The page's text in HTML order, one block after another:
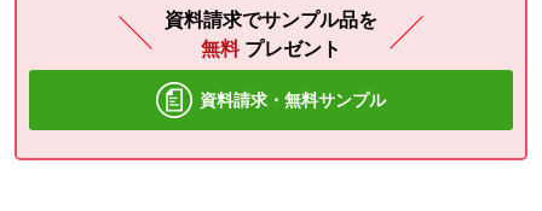
資料請求でサンプル品を
無料 プレゼント
資料請求・無料サンプル